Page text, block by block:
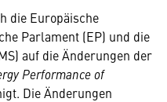
die Europäische
Parlament (EP) und die
auf die Änderungen der
Performance of
Die Änderungen